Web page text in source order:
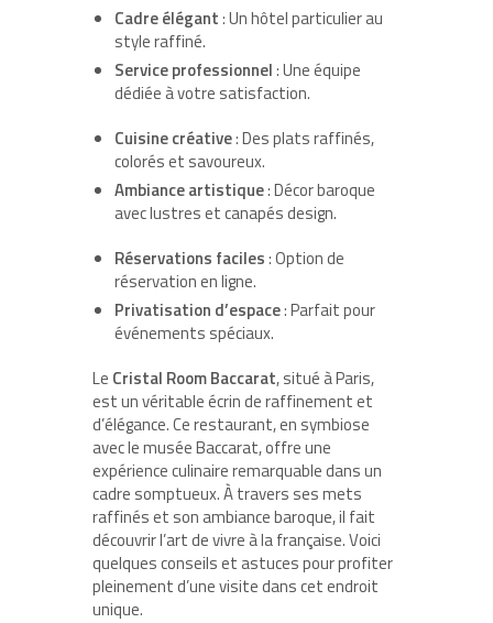
Cadre élégant: Un hôtel particulier au
style raffiné.
Service professionnel: Une équipe
dédiée à votre satisfaction.
Cuisine créative: Des plats raffinés,
colorés et savoureux.
Ambiance artistique: Décor baroque
avec lustres et canapés design.
Réservations faciles: Option de
réservation en ligne.
Privatisation d’espace: Parfait pour
événements spéciaux.
Le Cristal Room Baccarat, situé à Paris,
est un véritable écrin de raffinement et
d’élégance. Ce restaurant, en symbiose
avec le musée Baccarat, offre une
expérience culinaire remarquable dans un
cadre somptueux. À travers ses mets
raffinés et son ambiance baroque, il fait
découvrir l’art de vivre à la française. Voici
quelques conseils et astuces pour profiter
pleinement d’une visite dans cet endroit
unique.